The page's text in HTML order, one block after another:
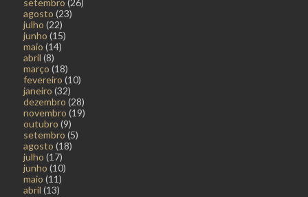
agosto (23)
julho (22)
junho (15)
maio (14)
abril (8)
março (18)
fevereiro (10)
janeiro (32)
dezembro (28)
novembro (19)
outubro (9)
setembro (5)
agosto (18)
julho (17)
junho (10)
maio (11)
abril (13)